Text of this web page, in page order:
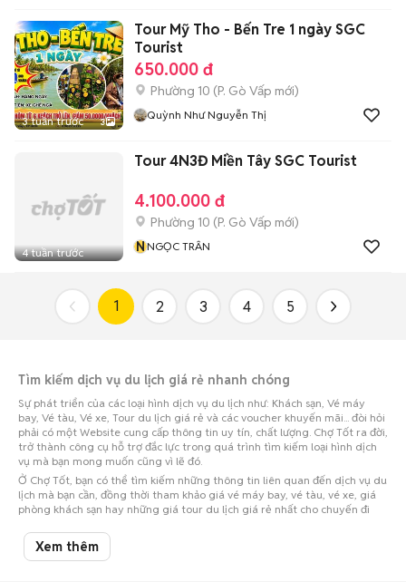
3 tuần trước 3
Tour Mỹ Tho - Bến Tre 1 ngày SGC
Tourist
650.000 đ
Phường 10 (P. Gò Vấp mới)
Quỳnh Như Nguyễn Thị
4 tuần trước
Tour 4N3Đ Miền Tây SGC Tourist
4.100.000 đ
Phường 10 (P. Gò Vấp mới)
NNGỌC TRÂN
1 2 3 4 5
Tìm kiếm dịch vụ du lịch giá rẻ nhanh chóng
Sự phát triển của các loại hình dịch vụ du lịch như: Khách sạn, Vé máy
bay, Vé tàu, Vé xe, Tour du lịch giá rẻ và các voucher khuyến mãi... đòi hỏi
phải có một Website cung cấp thông tin uy tín, chất lượng. Chợ Tốt ra đời,
trở thành công cụ hỗ trợ đắc lực trong quá trình tìm kiếm loại hình dịch
vụ mà bạn mong muốn cũng vì lẽ đó.
Ở Chợ Tốt, bạn có thể tìm kiếm những thông tin liên quan đến dịch vụ du
lịch mà bạn cần, đồng thời tham khảo giá vé máy bay, vé tàu, vé xe, giá
phòng khách sạn hay những giá tour du lịch giá rẻ nhất cho chuyến đi
đăng về du lịch, chỉ việc đăng tin trên Chợ Tốt, dù đối tượng mà bạn
hướng đến tại Quận Gò Vấp, họ cũng sẽ tìm thấy được những mẫu tin
Xem thêm